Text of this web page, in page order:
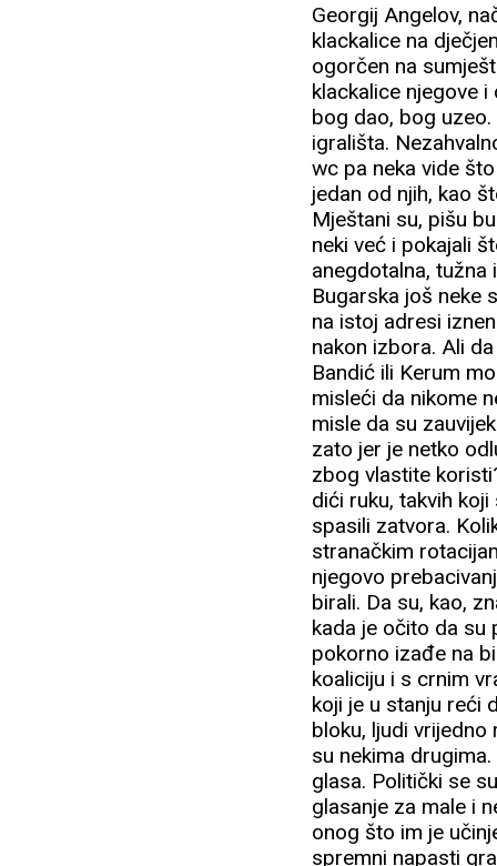
Georgij Angelov,
klackalice na
ogorčen na
klackalice njegove
bog dao, bog
igrališta.
wc pa neka vide
jedan od njih, kao
Mještani su, pišu
neki već i pokajali
anegdotalna, tužna
Bugarska još neke
na istoj adresi
nakon izbora. Ali
Bandić ili Kerum
misleći da nikome
misle da su
zato jer je netko
zbog vlastite
dići ruku, takvih
spasili zatvora.
stranačkim
njegovo
birali. Da su, kao,
kada je očito da su
pokorno izađe na
koaliciju i s crnim
koji je u stanju reći
bloku, ljudi vrijedno
su nekima
glasa. Politički se
glasanje za male i
onog što im je
spremni napasti